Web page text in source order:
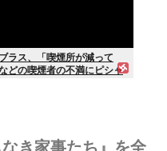
ラス、「喫煙所が減って
どの喫煙者の不満にピシャ
き家事たち』を全